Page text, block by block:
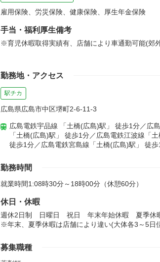
雇用保険、労災保険、健康保険、厚生年金保険
手当・福利厚生備考
※育児休暇取得実績有、店舗により車通勤可能(郊
勤務地・アクセス
駅チカ
広島県広島市中区堺町2-6-11-3
広島電鉄宇品線 「土橋(広島)駅」 徒歩1分／広
「土橋(広島)駅」 徒歩1分／広島電鉄江波線「土
徒歩1分／広島電鉄宮島線「土橋(広島)駅」 徒歩
勤務時間
就業時間1:08時30分～18時00分（休憩60分）
休日・休暇
週休2日制 日曜日 祝日 年末年始休暇 夏季
※年末、夏季休暇は店舗により違い(大体各3～5日
募集職種